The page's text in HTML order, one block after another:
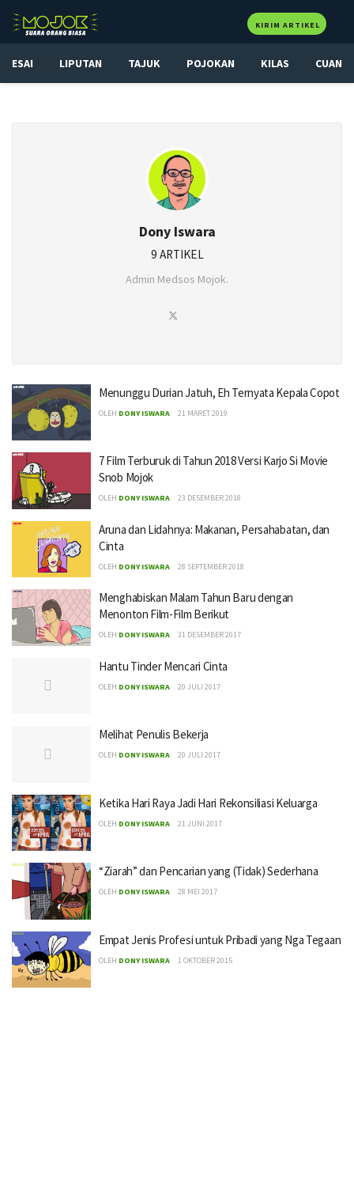
KIRIM ARTIKEL
ESAI LIPUTAN TAJUK POJOKAN KILAS CUAN
Dony Iswara
9 ARTIKEL
Admin Medsos Mojok.
Menunggu Durian Jatuh, Eh Ternyata Kepala Copot
OLEH DONY ISWARA 21 MARET 2019
7 Film Terburuk di Tahun 2018 Versi Karjo Si Movie
Snob Mojok
OLEH DONY ISWARA 23 DESEMBER 2018
Aruna dan Lidahnya: Makanan, Persahabatan, dan
Cinta
OLEH DONY ISWARA 28 SEPTEMBER 2018
Menghabiskan Malam Tahun Baru dengan
Menonton Film-Film Berikut
OLEH DONY ISWARA 31 DESEMBER 2017
Hantu Tinder Mencari Cinta
OLEH DONY ISWARA 20 JULI 2017
Melihat Penulis Bekerja
OLEH DONY ISWARA 20 JULI 2017
Ketika Hari Raya Jadi Hari Rekonsiliasi Keluarga
OLEH DONY ISWARA 21 JUNI 2017
“Ziarah” dan Pencarian yang (Tidak) Sederhana
OLEH DONY ISWARA 28 MEI 2017
Empat Jenis Profesi untuk Pribadi yang Nga Tegaan
OLEH DONY ISWARA 1 OKTOBER 2015